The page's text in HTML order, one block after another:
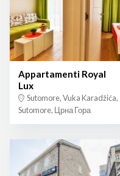
Appartamenti Royal
Lux
Sutomore, Vuka Karadžića,
Sutomore, Црна Гора